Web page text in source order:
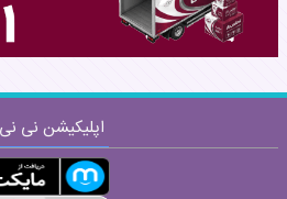
اپلیکیشن نی